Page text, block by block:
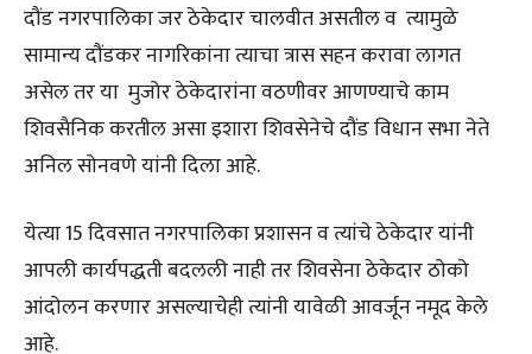
दौंड नगरपालिका जर ठेकेदार चालवीत असतील व त्यामुळे
सामान्य दौंडकर नागरिकांना त्याचा त्रास सहन करावा लागत
असेल तर या मुजोर ठेकेदारांना वठणीवर आणण्याचे काम
शिवसैनिक करतील असा इशारा शिवसेनेचे दौंड विधान सभा नेते
अनिल सोनवणे यांनी दिला आहे.
येत्या 15 दिवसात नगरपालिका प्रशासन व त्यांचे ठेकेदार यांनी
आपली कार्यपद्धती बदलली नाही तर शिवसेना ठेकेदार ठोको
आंदोलन करणार असल्याचेही त्यांनी यावेळी आवर्जून नमूद केले
आहे.